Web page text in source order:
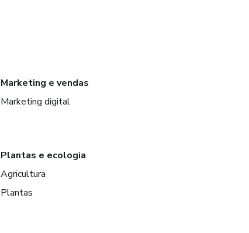
Marketing e vendas
Marketing digital
Plantas e ecologia
Agricultura
Plantas